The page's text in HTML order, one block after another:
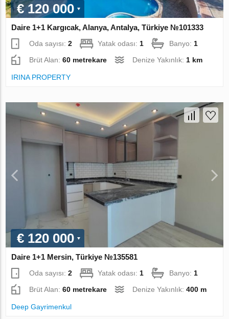
€ 120 000
Daire 1+1 Kargıcak, Alanya, Antalya, Türkiye №101333
Oda sayısı:2 Yatak odası: 1 Banyo: 1
Brüt Alan:60 metrekare Denize Yakınlık: 1 km
IRINA PROPERTY
€ 120 000
Daire 1+1 Mersin, Türkiye №135581
Oda sayısı:2 Yatak odası: 1 Banyo: 1
Brüt Alan:60 metrekare Denize Yakınlık:400 m
Deep Gayrimenkul